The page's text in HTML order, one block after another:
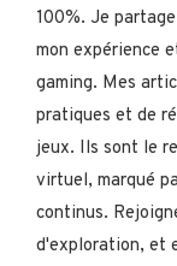
100%. Je
mon expérience
gaming. Mes
pratiques et de
jeux. Ils sont le
virtuel, marqué
continus.
d'exploration, et